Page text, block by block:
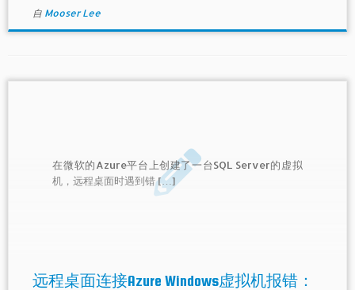
自 Mooser Lee
在微软的Azure平台上创建了一台SQL Server的虚拟
机，远程桌面时遇到错 […]
远程桌面连接Azure Windows虚拟机报错：